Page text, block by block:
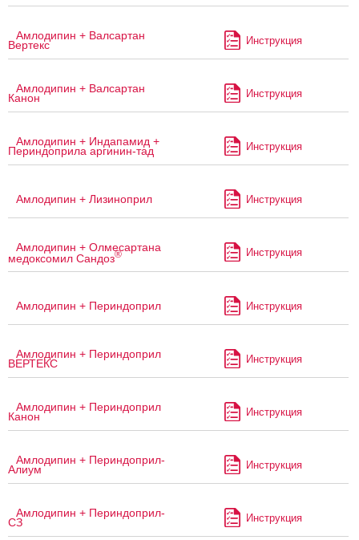
Амлодипин + Валсартан
Вертекс Инструкция
Амлодипин + Валсартан
Канон Инструкция
Амлодипин + Индапамид +
Периндоприла аргинин-тад Инструкция
Амлодипин + Лизиноприл Инструкция
Амлодипин + Олмесартана
медоксомил Сандоз® Инструкция
Амлодипин + Периндоприл Инструкция
Амлодипин + Периндоприл
ВЕРТЕКС Инструкция
Амлодипин + Периндоприл
Канон Инструкция
Амлодипин + Периндоприл-
Алиум Инструкция
Амлодипин + Периндоприл-
СЗ Инструкция